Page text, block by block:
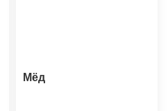
Мёд